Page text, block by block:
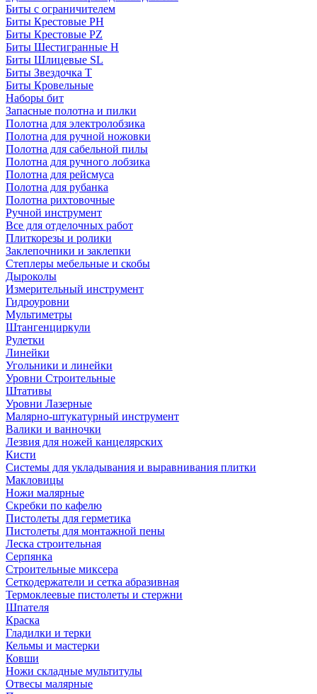
Биты с ограничителем
Биты Крестовые PH
Биты Крестовые PZ
Биты Шестигранные H
Биты Шлицевые SL
Биты Звездочка T
Биты Кровельные
Наборы бит
Запасные полотна и пилки
Полотна для электролобзика
Полотна для ручной ножовки
Полотна для сабельной пилы
Полотна для ручного лобзика
Полотна для рейсмуса
Полотна для рубанка
Полотна рихтовочные
Ручной инструмент
Все для отделочных работ
Плиткорезы и ролики
Заклепочники и заклепки
Степлеры мебельные и скобы
Дыроколы
Измерительный инструмент
Гидроуровни
Мультиметры
Штангенциркули
Рулетки
Линейки
Угольники и линейки
Уровни Строительные
Штативы
Уровни Лазерные
Малярно-штукатурный инструмент
Валики и ванночки
Лезвия для ножей канцелярских
Кисти
Системы для укладывания и выравнивания плитки
Макловицы
Ножи малярные
Скребки по кафелю
Пистолеты для герметика
Пистолеты для монтажной пены
Леска строительная
Серпянка
Строительные миксера
Сеткодержатели и сетка абразивная
Термоклеевые пистолеты и стержни
Шпателя
Краска
Гладилки и терки
Кельмы и мастерки
Ковши
Ножи складные мультитулы
Отвесы малярные